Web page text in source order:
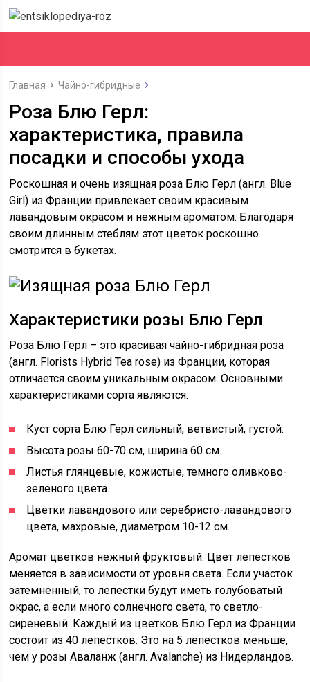
Главная Чайно-гибридные
Роза Блю Герл:
характеристика, правила
посадки и способы ухода
Роскошная и очень изящная роза Блю Герл (англ. Blue
Girl) из Франции привлекает своим красивым
лавандовым окрасом и нежным ароматом. Благодаря
своим длинным стеблям этот цветок роскошно
смотрится в букетах.
Характеристики розы Блю Герл
Роза Блю Герл – это красивая чайно-гибридная роза
(англ. Florists Hybrid Tea rose) из Франции, которая
отличается своим уникальным окрасом. Основными
характеристиками сорта являются:
Куст сорта Блю Герл сильный, ветвистый, густой.
Высота розы 60-70 см, ширина 60 см.
Листья глянцевые, кожистые, темного оливково-
зеленого цвета.
Цветки лавандового или серебристо-лавандового
цвета, махровые, диаметром 10-12 см.
Аромат цветков нежный фруктовый. Цвет лепестков
меняется в зависимости от уровня света. Если участок
затемненный, то лепестки будут иметь голубоватый
окрас, а если много солнечного света, то светло-
сиреневый. Каждый из цветков Блю Герл из Франции
состоит из 40 лепестков. Это на 5 лепестков меньше,
чем у розы Аваланж (англ. Avalanche) из Нидерландов.